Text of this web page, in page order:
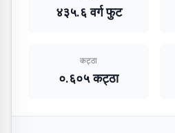
४३५.६ वर्ग फुट
कट्ठा
०.६०५ कट्ठा